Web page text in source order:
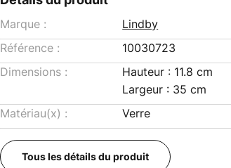
Marque :
Lindby
Référence :
10030723
Dimensions :
Hauteur : 11.8 cm
Largeur : 35 cm
Matériau(x) :
Verre
Tous les détails du produit